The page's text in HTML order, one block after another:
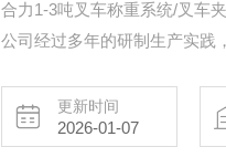
合力1-3吨叉车称重系统/叉车夹包机改装称重 内燃机叉车
公司经过多年的研制生产实践
用 1、常规型具有称量、分量显现、去皮、累加、清零等功用 2、智能型在常规型的基础
上增加了打印功用、储存。
更新时间
2026-01-07